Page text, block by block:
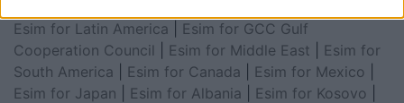
Esim for Latin America
Esim for GCC Gulf
Cooperation Council
Esim for Middle East
Esim for
South America
Esim for Canada Esim for Mexico
Esim for Japan
Esim for Albania Esim for Kosovo